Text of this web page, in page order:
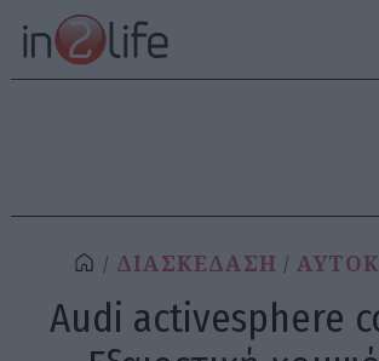
ΔΙΑΣΚΕΔΑΣΗ
Audi activesphere